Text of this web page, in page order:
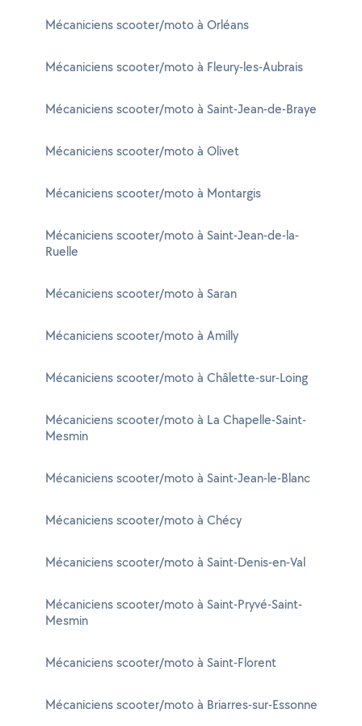
Mécaniciens scooter/moto à Orléans
Mécaniciens scooter/moto à Fleury-les-Aubrais
Mécaniciens scooter/moto à Saint-Jean-de-Braye
Mécaniciens scooter/moto à Olivet
Mécaniciens scooter/moto à Montargis
Mécaniciens scooter/moto à Saint-Jean-de-la-
Ruelle
Mécaniciens scooter/moto à Saran
Mécaniciens scooter/moto à Amilly
Mécaniciens scooter/moto à Châlette-sur-Loing
Mécaniciens scooter/moto à La Chapelle-Saint-
Mesmin
Mécaniciens scooter/moto à Saint-Jean-le-Blanc
Mécaniciens scooter/moto à Chécy
Mécaniciens scooter/moto à Saint-Denis-en-Val
Mécaniciens scooter/moto à Saint-Pryvé-Saint-
Mesmin
Mécaniciens scooter/moto à Saint-Florent
Mécaniciens scooter/moto à Briarres-sur-Essonne